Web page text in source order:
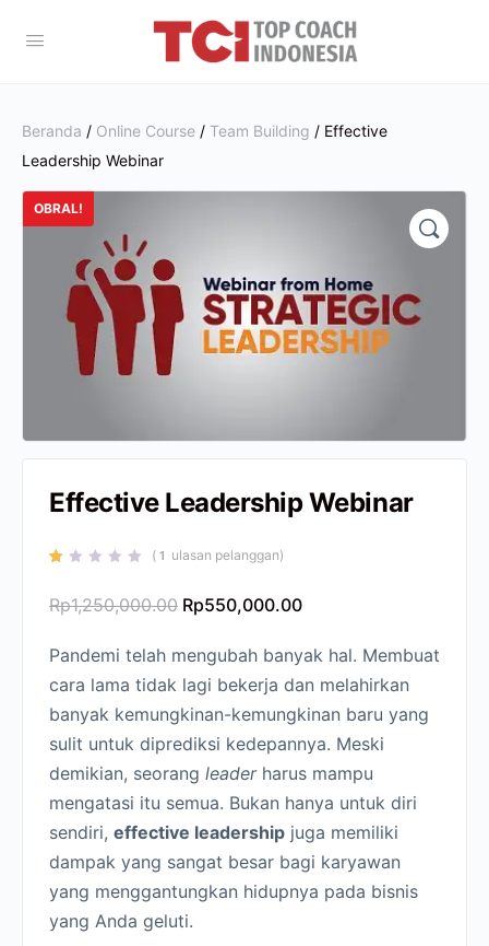
Beranda / Online Course / Team Building / Effective
Leadership Webinar
OBRAL!
Effective Leadership Webinar
dari
5
pelanggan
( 1 ulasan pelanggan)
Rp1,250,000.00 Rp550,000.00
Pandemi telah mengubah banyak hal. Membuat
cara lama tidak lagi bekerja dan melahirkan
banyak kemungkinan-kemungkinan baru yang
sulit untuk diprediksi kedepannya. Meski
demikian, seorang leaderharus mampu
mengatasi itu semua. Bukan hanya untuk diri
sendiri, effective leadership juga memiliki
dampak yang sangat besar bagi karyawan
yang menggantungkan hidupnya pada bisnis
yang Anda geluti.